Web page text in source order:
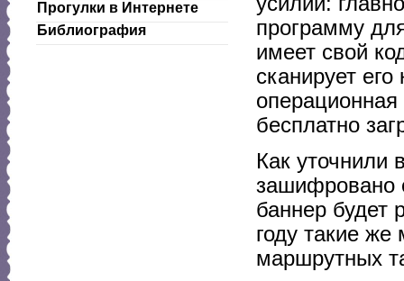
Прогулки в Интернете
Библиография
программу
имеет свой
сканирует
бесплатно
Как уточнили
зашифровано
баннер
году такие
маршрутных